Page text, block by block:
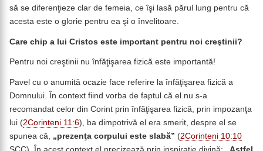
să se diferenţieze clar de femeia, ce îşi lasă părul lung pentru că
acesta este o glorie pentru ea şi o învelitoare.
Care chip a lui Cristos este important pentru noi creştinii?
Pentru noi creştinii nu înfăţişarea fizică este importantă!
Pavel cu o anumită ocazie face referire la înfăţişarea fizică a
Domnului. În context fiind vorba de faptul că el nu s-a
recomandat celor din Corint prin înfăţişarea fizică, prin impozanţa
lui (2Corinteni 11:6), ba dimpotrivă el era smerit, despre el se
spunea că, „prezenţa corpului este slabă” (2Corinteni 10:10